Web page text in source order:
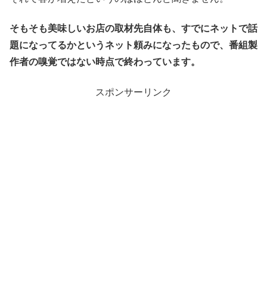
そもそも美味しいお店の取材先自体も、すでにネットで話
題になってるかというネット頼みになったもので、番組製
作者の嗅覚ではない時点で終わっています。
スポンサーリンク